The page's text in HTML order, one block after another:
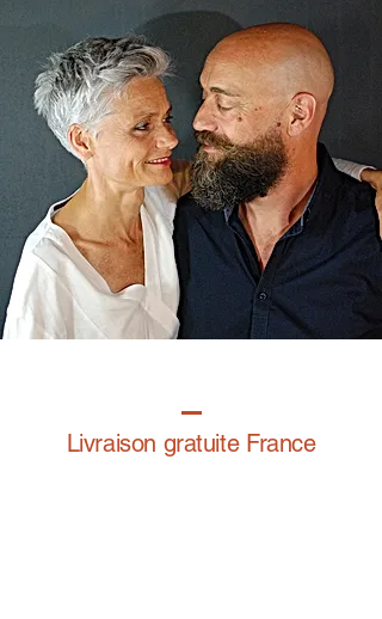
Livraison gratuite France